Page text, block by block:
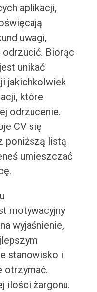
aplikacji,
uwagi,
odrzucić. Biorąc
unikać
jakichkolwiek
które
odrzucenie.
CV się
poniższą listą
umieszczać
motywacyjny
wyjaśnienie,
stanowisko i
otrzymać.
ilości żargonu.